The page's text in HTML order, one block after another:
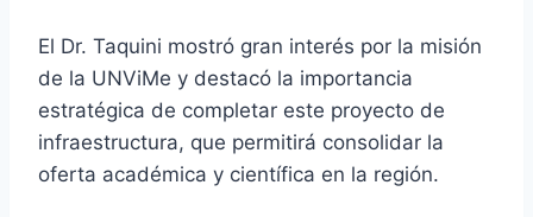
El Dr. Taquini mostró gran interés por la misión
de la UNViMe y destacó la importancia
estratégica de completar este proyecto de
infraestructura, que permitirá consolidar la
oferta académica y científica en la región.